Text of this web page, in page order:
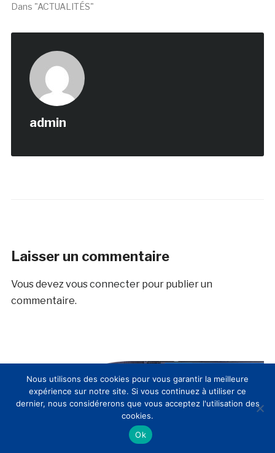
Dans "ACTUALITÉS"
admin
Laisser un commentaire
Vous devezvous connecterpour publier un
commentaire.
Nous utilisons des cookies pour vous garantir la meilleure
expérience sur notre site. Si vous continuez à utiliser ce
dernier, nous considérerons que vous acceptez l'utilisation des
cookies.
Ok